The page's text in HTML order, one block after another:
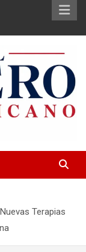
Terapias